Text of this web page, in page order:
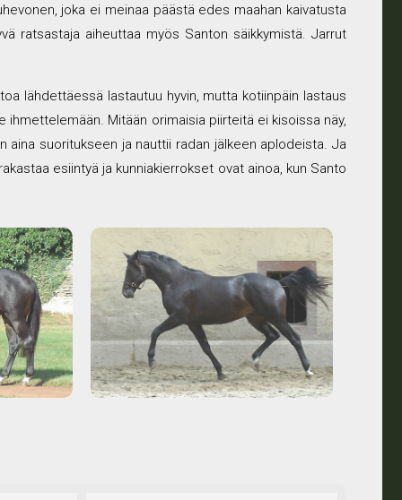
joka ei meinaa päästä edes maahan kaivatusta
ratsastaja aiheuttaa myös Santon säikkymistä. Jarrut
lähdettäessä lastautuu hyvin, mutta kotiinpäin lastaus
ihmettelemään. Mitään orimaisia piirteitä ei kisoissa näy,
aina suoritukseen ja nauttii radan jälkeen aplodeista. Ja
esiintyä ja kunniakierrokset ovat ainoa, kun Santo